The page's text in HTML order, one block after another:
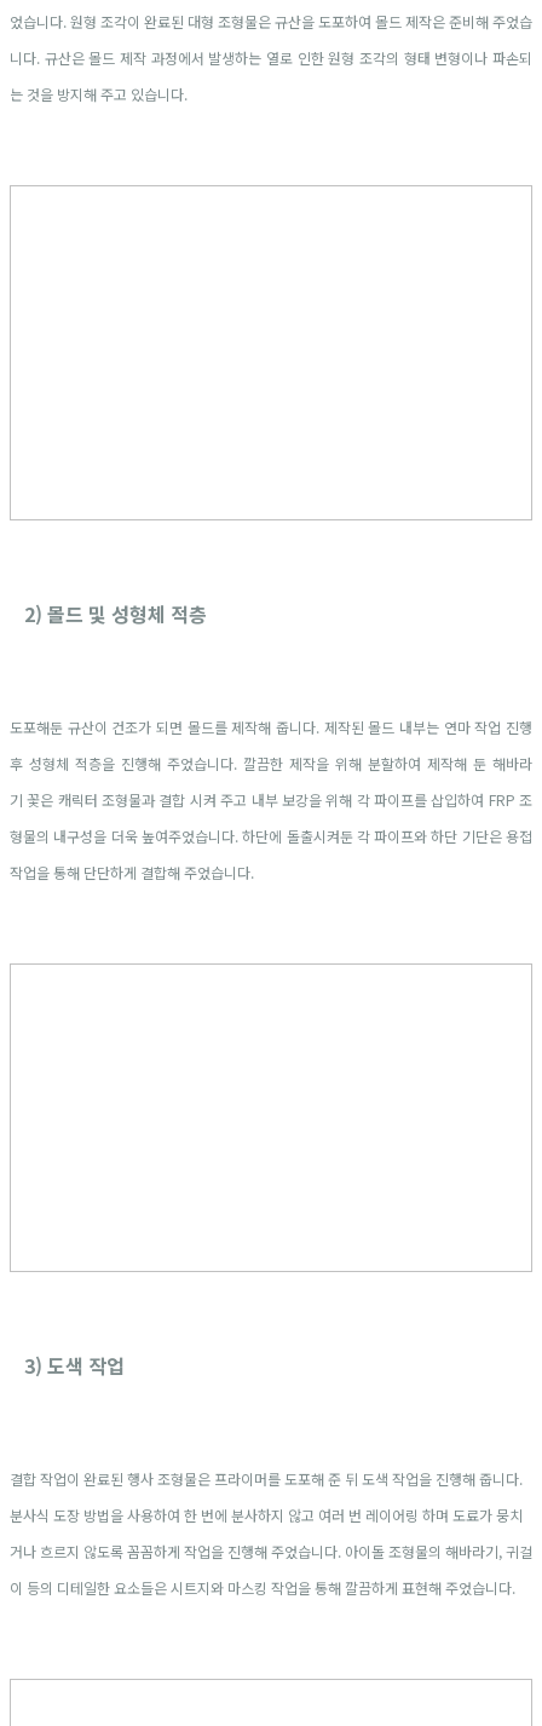
었습니다. 원형 조각이 완료된 대형 조형물은 규산을 도포하여 몰드 제작은 준비해 주었습
니다. 규산은 몰드 제작 과정에서 발생하는 열로 인한 원형 조각의 형태 변형이나 파손되
는 것을 방지해 주고 있습니다.
2) 몰드 및 성형체 적층
도포해둔 규산이 건조가 되면 몰드를 제작해 줍니다. 제작된 몰드 내부는 연마 작업 진행
후 성형체 적층을 진행해 주었습니다. 깔끔한 제작을 위해 분할하여 제작해 둔 해바라
기 꽃은 캐릭터 조형물과 결합 시켜 주고 내부 보강을 위해 각 파이프를 삽입하여 FRP 조
형물의 내구성을 더욱 높여주었습니다. 하단에 돌출시켜둔 각 파이프와 하단 기단은 용접
작업을 통해 단단하게 결합해 주었습니다.
3) 도색 작업
결합 작업이 완료된 행사 조형물은 프라이머를 도포해 준 뒤 도색 작업을 진행해 줍니다.
분사식 도장 방법을 사용하여 한 번에 분사하지 않고 여러 번 레이어링 하며 도료가 뭉치
거나 흐르지 않도록 꼼꼼하게 작업을 진행해 주었습니다. 아이돌 조형물의 해바라기, 귀걸
이 등의 디테일한 요소들은 시트지와 마스킹 작업을 통해 깔끔하게 표현해 주었습니다.